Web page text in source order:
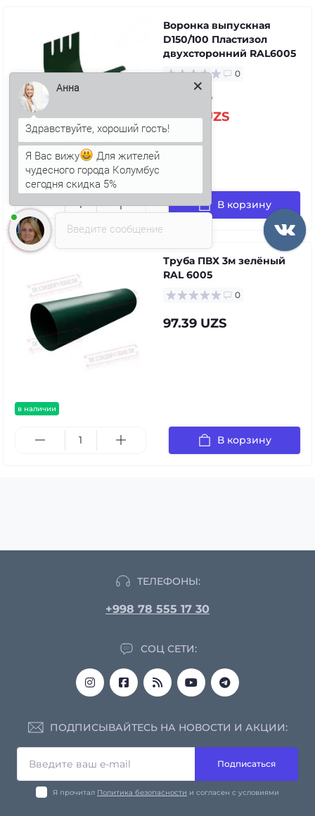
в наличии
Воронка выпускная
D150/100 Пластизол
двухсторонний RAL6005
0
94.59 UZS
117.05 UZS
В корзину
в наличии
Труба ПВХ 3м зелёный
RAL 6005
0
97.39 UZS
В корзину
ТЕЛЕФОНЫ:
+998 78 555 17 30
СОЦ СЕТИ:
ПОДПИСЫВАЙТЕСЬ НА НОВОСТИ И АКЦИИ:
Подписаться
Я прочитал Политика безопасности и согласен с условиями
Введите сообщение
Анна
Я Вас вижу
Для жителей
чудесного города Колумбус
сегодня скидка 5%